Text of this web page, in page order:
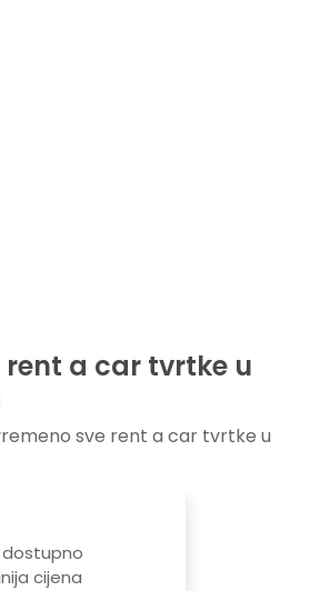
rent a car tvrtke u
sve rent a car tvrtke u
cijena